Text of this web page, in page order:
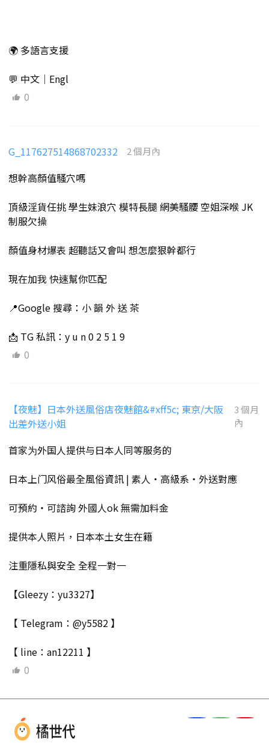
🌍 多語言支援
💬 中文｜Engl
0
G_117627514868702332 2 個月內
想幹高顏值騷穴嗎
頂級淫貨任挑 學生妹浪穴 模特長腿 網美騷腰 空姐深喉 JK
制服欠操
顏值身材爆表 超聽話又會叫 想怎麼狠幹都行
現在加我 快速幫你匹配
📍Google 搜尋：小 韻 外 送 茶
📩 TG 私訊：y u n 0 2 5 1 9
0
【夜魅】日本外送風俗店夜魅館&#xff5c; 東京/大阪
出差外送小姐
3 個月
內
首家为外国人提供与日本人同等服务的
日本上门风俗最全風俗資訊 | 素人・高級系・外送對應
可預約・可諮詢 外國人ok 無需加料金
提供本人照片，日本本土女生在籍
注重隱私與安全 全程一對一
【Gleezy：yu3327】
【 Telegram：@y5582 】
【 line：an12211 】
0